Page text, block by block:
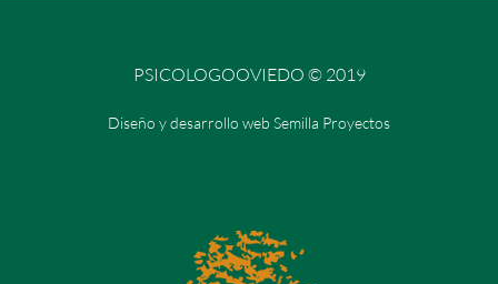
PSICOLOGOOVIEDO © 2019
Diseño y desarrollo web Semilla Proyectos